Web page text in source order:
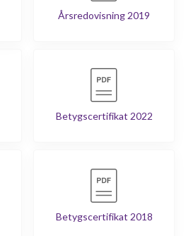
Årsredovisning 2019
Betygscertifikat 2022
Betygscertifikat 2018